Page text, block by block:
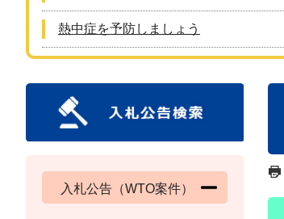
熱中症を予防しましょう
入札公告（WTO案件）